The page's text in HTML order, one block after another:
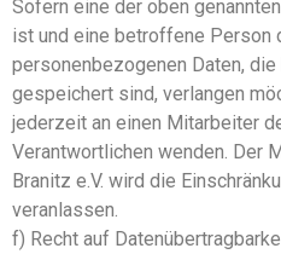
Sofern eine der oben
ist und eine betroffene Person
personenbezogenen Daten, die
gespeichert sind, verlangen
jederzeit an einen Mitarbeiter
Verantwortlichen wenden. Der
Branitz e.V. wird die
veranlassen.
f) Recht auf